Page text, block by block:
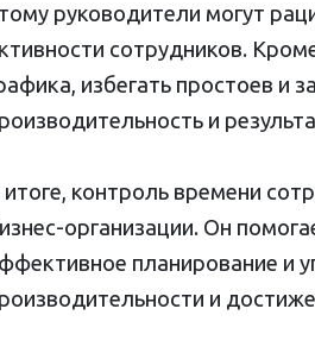
руководители могут
сотрудников.
избегать простоев и
и
итоге, контроль времени
организации. Он
планирование и
и